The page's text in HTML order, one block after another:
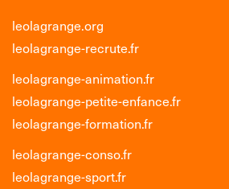
leolagrange.org
leolagrange-recrute.fr
leolagrange-animation.fr
leolagrange-petite-enfance.fr
leolagrange-formation.fr
leolagrange-conso.fr
leolagrange-sport.fr